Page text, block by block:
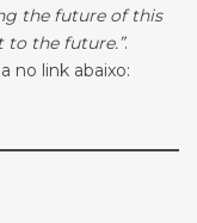
the future of this
the future.”.
no link abaixo: